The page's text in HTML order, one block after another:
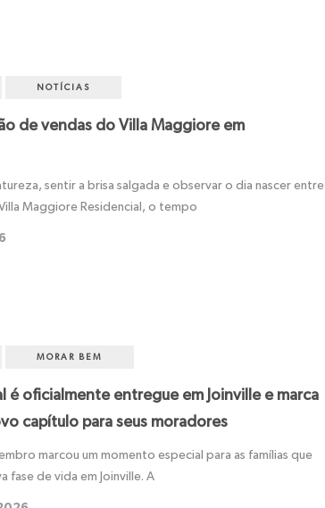
NOTÍCIAS
de vendas do Villa Maggiore em
sentir a brisa salgada e observar o dia nascer entre
Maggiore Residencial, o tempo
MORAR BEM
é oficialmente entregue em Joinville e marca
capítulo para seus moradores
marcou um momento especial para as famílias que
fase de vida em Joinville. A